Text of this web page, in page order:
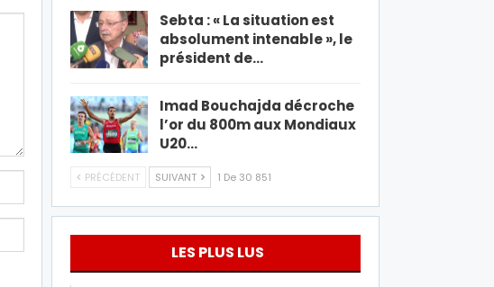
Sebta : « La situation est
absolument intenable », le
président de…
Imad Bouchajda décroche
l’or du 800m aux Mondiaux
U20…
PRÉCÉDENT SUIVANT 1 De 30 851
LES PLUS LUS